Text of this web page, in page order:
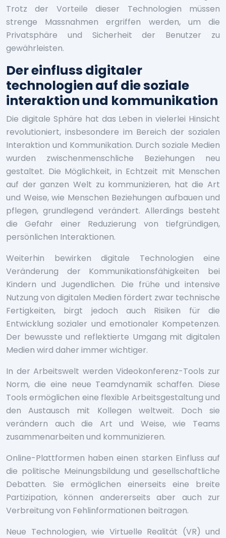
Trotz der Vorteile dieser Technologien müssen
strenge Massnahmen ergriffen werden, um die
Privatsphäre und Sicherheit der Benutzer zu
gewährleisten.
Der einfluss digitaler
technologien auf die soziale
interaktion und kommunikation
Die digitale Sphäre hat das Leben in vielerlei Hinsicht
revolutioniert, insbesondere im Bereich der sozialen
Interaktion und Kommunikation. Durch soziale Medien
wurden zwischenmenschliche Beziehungen neu
gestaltet. Die Möglichkeit, in Echtzeit mit Menschen
auf der ganzen Welt zu kommunizieren, hat die Art
und Weise, wie Menschen Beziehungen aufbauen und
pflegen, grundlegend verändert. Allerdings besteht
die Gefahr einer Reduzierung von tiefgründigen,
persönlichen Interaktionen.
Weiterhin bewirken digitale Technologien eine
Veränderung der Kommunikationsfähigkeiten bei
Kindern und Jugendlichen. Die frühe und intensive
Nutzung von digitalen Medien fördert zwar technische
Fertigkeiten, birgt jedoch auch Risiken für die
Entwicklung sozialer und emotionaler Kompetenzen.
Der bewusste und reflektierte Umgang mit digitalen
Medien wird daher immer wichtiger.
In der Arbeitswelt werden Videokonferenz-Tools zur
Norm, die eine neue Teamdynamik schaffen. Diese
Tools ermöglichen eine flexible Arbeitsgestaltung und
den Austausch mit Kollegen weltweit. Doch sie
verändern auch die Art und Weise, wie Teams
zusammenarbeiten und kommunizieren.
Online-Plattformen haben einen starken Einfluss auf
die politische Meinungsbildung und gesellschaftliche
Debatten. Sie ermöglichen einerseits eine breite
Partizipation, können andererseits aber auch zur
Verbreitung von Fehlinformationen beitragen.
Neue Technologien, wie Virtuelle Realität (VR) und